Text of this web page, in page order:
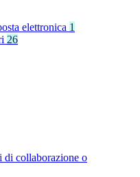
elettronica 1
26
collaborazione o